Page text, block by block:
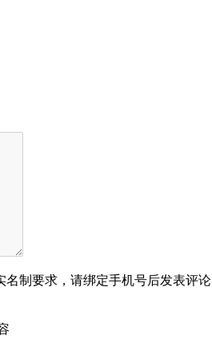
名制要求，请绑定手机号后发表评论